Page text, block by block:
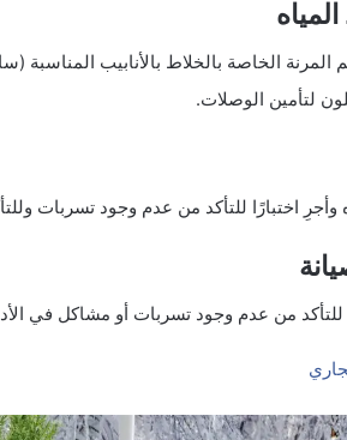
الخاصة بالخلاط بالأنابيب المناسبة
لتأمين الوصلات.
وأجرِ اختبارًا للتأكد من عدم وجود تسربات
من عدم وجود تسربات أو مشاكل في